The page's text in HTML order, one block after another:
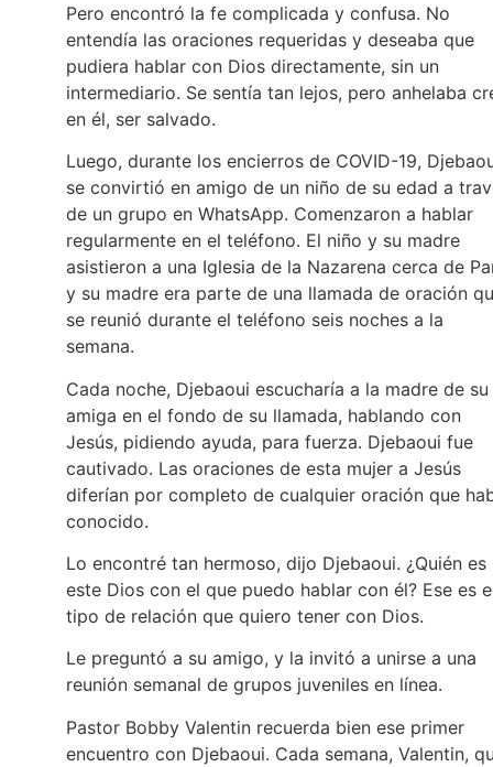
Pero encontró la fe complicada y confusa. No
entendía las oraciones requeridas y deseaba que
pudiera hablar con Dios directamente, sin un
intermediario. Se sentía tan lejos, pero anhelaba
en él, ser salvado.
Luego, durante los encierros de COVID-19,
se convirtió en amigo de un niño de su edad a
de un grupo en WhatsApp. Comenzaron a hablar
regularmente en el teléfono. El niño y su madre
asistieron a una Iglesia de la Nazarena cerca de
y su madre era parte de una llamada de oración
se reunió durante el teléfono seis noches a la
semana.
Cada noche, Djebaoui escucharía a la madre de su
amiga en el fondo de su llamada, hablando con
Jesús, pidiendo ayuda, para fuerza. Djebaoui fue
cautivado. Las oraciones de esta mujer a Jesús
diferían por completo de cualquier oración que
conocido.
Lo encontré tan hermoso, dijo Djebaoui. ¿Quién es
este Dios con el que puedo hablar con él? Ese es
tipo de relación que quiero tener con Dios.
Le preguntó a su amigo, y la invitó a unirse a una
reunión semanal de grupos juveniles en línea.
Pastor Bobby Valentin recuerda bien ese primer
encuentro con Djebaoui. Cada semana, Valentin,